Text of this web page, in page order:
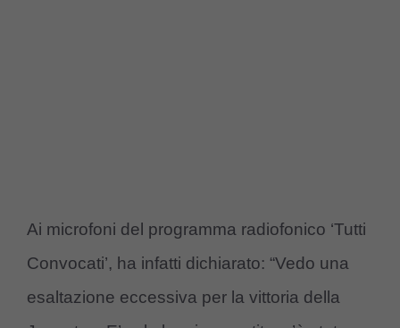
Ai microfoni del programma radiofonico ‘Tutti
Convocati’, ha infatti dichiarato: “Vedo una
esaltazione eccessiva per la vittoria della